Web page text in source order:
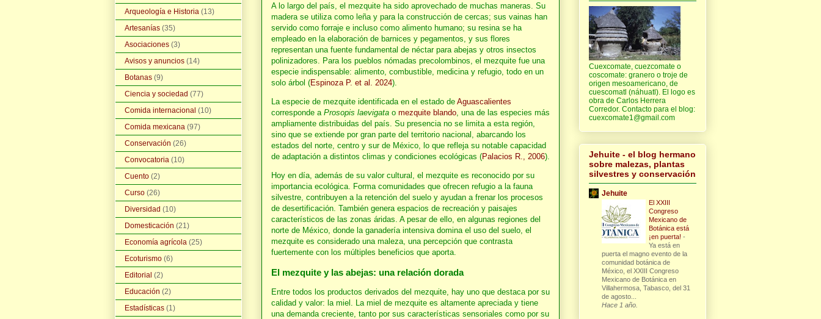
A lo largo del país, el mezquite ha sido aprovechado de muchas maneras. Su
madera se utiliza como leña y para la construcción de cercas; sus vainas han
servido como forraje e incluso como alimento humano; su resina se ha
empleado en la elaboración de barnices y pegamentos, y sus flores
representan una fuente fundamental de néctar para abejas y otros insectos
polinizadores. Para los pueblos nómadas precolombinos, el mezquite fue una
especie indispensable: alimento, combustible, medicina y refugio, todo en un
solo árbol (Espinoza P. et al. 2024).
La especie de mezquite identificada en el estado de Aguascalientes
corresponde a Prosopis laevigata o mezquite blando , una de las especies más
ampliamente distribuidas del país. Su presencia no se limita a esta región,
sino que se extiende por gran parte del territorio nacional, abarcando los
estados del norte, centro y sur de México, lo que refleja su notable capacidad
de adaptación a distintos climas y condiciones ecológicas (Palacios R., 2006).
Hoy en día, además de su valor cultural, el mezquite es reconocido por su
importancia ecológica. Forma comunidades que ofrecen refugio a la fauna
silvestre, contribuyen a la retención del suelo y ayudan a frenar los procesos
de desertificación. También genera espacios de recreación y paisajes
característicos de las zonas áridas. A pesar de ello, en algunas regiones del
norte de México, donde la ganadería intensiva domina el uso del suelo, el
mezquite es considerado una maleza, una percepción que contrasta
fuertemente con los múltiples beneficios que aporta.
El mezquite y las abejas: una relación dorada
Entre todos los productos derivados del mezquite, hay uno que destaca por su
calidad y valor: la miel. La miel de mezquite es altamente apreciada y tiene
una demanda creciente, tanto por sus características sensoriales como por su
Arqueología e Historia (13)
Artesanías (35)
Asociaciones (3)
Avisos y anuncios (14)
Botanas (9)
Ciencia y sociedad (77)
Comida internacional (10)
Comida mexicana (97)
Conservación (26)
Convocatoria (10)
Cuento (2)
Curso (26)
Diversidad (10)
Domesticación (21)
Economía agrícola (25)
Ecoturismo (6)
Editorial (2)
Educación (2)
Estadísticas (1)
Cuexcomate, cuezcomate o
coscomate: granero o troje de
origen mesoamericano, de
cuescomatl (náhuatl). El logo es
obra de Carlos Herrera
Corredor. Contacto para el blog:
cuexcomate1@gmail.com
Jehuite - el blog hermano
sobre malezas, plantas
silvestres y conservación
Jehuite
El XXIII
Congreso
Mexicano de
Botánica está
¡en puerta! -
Ya está en
puerta el magno evento de la
comunidad botánica de
México, el XXIII Congreso
Mexicano de Botánica en
Villahermosa, Tabasco, del 31
de agosto...
Hace 1 año.